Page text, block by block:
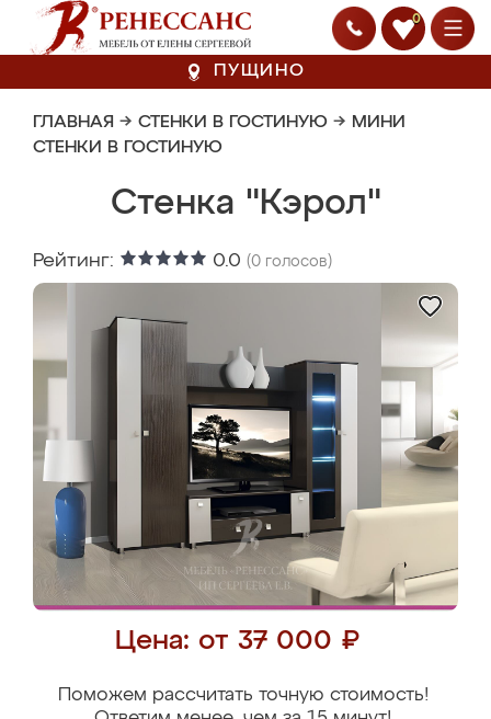
0
ПУЩИНО
ГЛАВНАЯ → СТЕНКИ В ГОСТИНУЮ → МИНИ
СТЕНКИ В ГОСТИНУЮ
Стенка "Кэрол"
Рейтинг: 0.0 (0 голосов)
Цена: от 37 000 ₽
Поможем рассчитать точную стоимость!